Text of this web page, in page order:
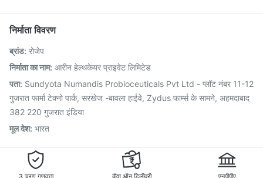
Ecosprin 75mg
Influvac Tetra Vaccine
Boostrix Vaccine
Vaxiflu 2025-2026 Vaccine Menactra Injection
Pneumosil Vaccine
Fluarix Tetra Vaccine
Prevenar 13 Injection
Pneumovax 23 Vaccine
Biovac A Vaccine
निर्माता विवरण
ब्रांड: रोजेप
निर्माता का नाम: आरीन हेल्थकेयर प्राइवेट लिमिटेड
पता: Sundyota Numandis Probioceuticals Pvt Ltd - प्लॉट नंबर 11-12
गुजरात फार्मा टेक्नो पार्क, सरखेज -बावला हाईवे, Zydus फार्म्स के सामने, अहमदाबाद
382 220 गुजरात इंडिया
मूल देश: भारत
3 चरण गुणवत्ता
कॅश ऑन डिलीवरी
एनपीपीए